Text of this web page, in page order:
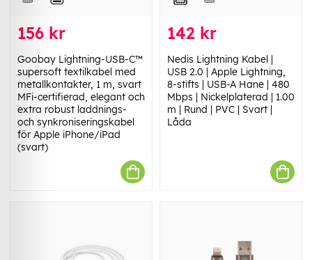
156 kr
Goobay Lightning-USB-C™
supersoft textilkabel med
metallkontakter, 1 m, svart
MFi-certifierad, elegant och
extra robust laddnings-
och synkroniseringskabel
för Apple iPhone/iPad
(svart)
142 kr
Nedis Lightning Kabel |
USB 2.0 | Apple Lightning,
8-stifts | USB-A Hane | 480
Mbps | Nickelplaterad | 1.00
m | Rund | PVC | Svart |
Låda